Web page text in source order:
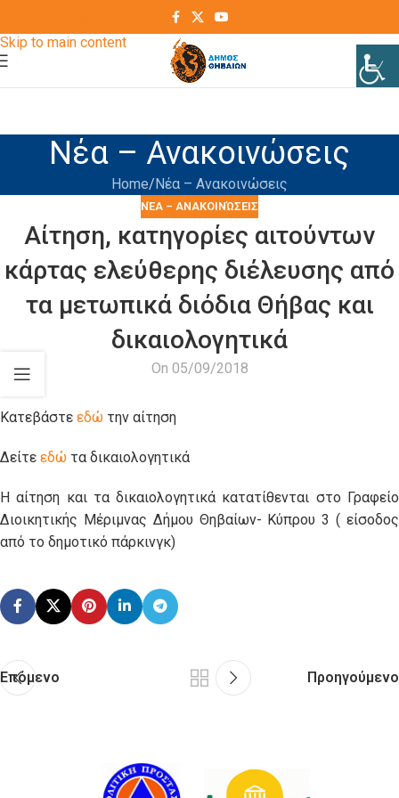
Skip to main content
Νέα – Ανακοινώσεις
Home Νέα – Ανακοινώσεις
ΝΈΑ – ΑΝΑΚΟΙΝΏΣΕΙΣ
Αίτηση, κατηγορίες αιτούντων
κάρτας ελεύθερης διέλευσης από
τα μετωπικά διόδια Θήβας και
δικαιολογητικά
On 05/09/2018
Κατεβάστε εδώ την αίτηση
Δείτε εδώ τα δικαιολογητικά
Η αίτηση και τα δικαιολογητικά κατατίθενται στο Γραφείο
Διοικητικής Μέριμνας Δήμου Θηβαίων- Κύπρου 3 ( είσοδος
από το δημοτικό πάρκινγκ)
Επόμενο Προηγούμενο